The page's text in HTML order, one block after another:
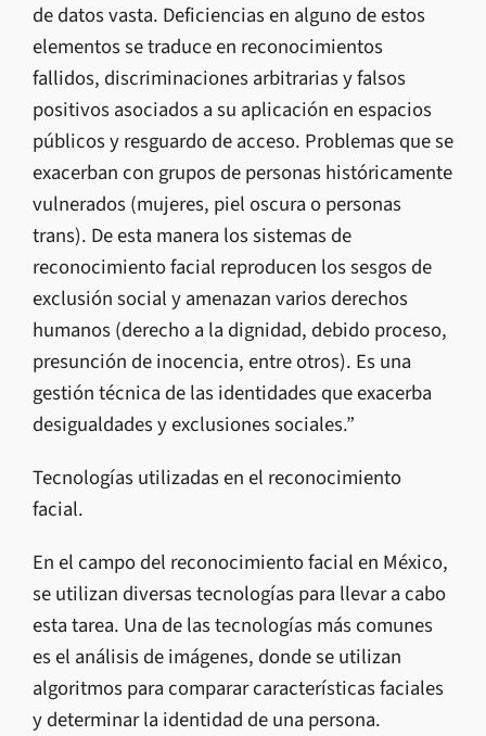
de datos vasta. Deficiencias en alguno de estos
elementos se traduce en reconocimientos
fallidos, discriminaciones arbitrarias y falsos
positivos asociados a su aplicación en espacios
públicos y resguardo de acceso. Problemas que se
exacerban con grupos de personas históricamente
vulnerados (mujeres, piel oscura o personas
trans). De esta manera los sistemas de
reconocimiento facial reproducen los sesgos de
exclusión social y amenazan varios derechos
humanos (derecho a la dignidad, debido proceso,
presunción de inocencia, entre otros). Es una
gestión técnica de las identidades que exacerba
desigualdades y exclusiones sociales.”
Tecnologías utilizadas en el reconocimiento
facial.
En el campo del reconocimiento facial en México,
se utilizan diversas tecnologías para llevar a cabo
esta tarea. Una de las tecnologías más comunes
es el análisis de imágenes, donde se utilizan
algoritmos para comparar características faciales
y determinar la identidad de una persona.